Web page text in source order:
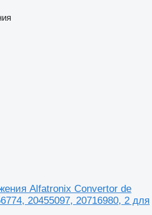
Alfatronix Convertor de
20455097, 20716980, 2 для